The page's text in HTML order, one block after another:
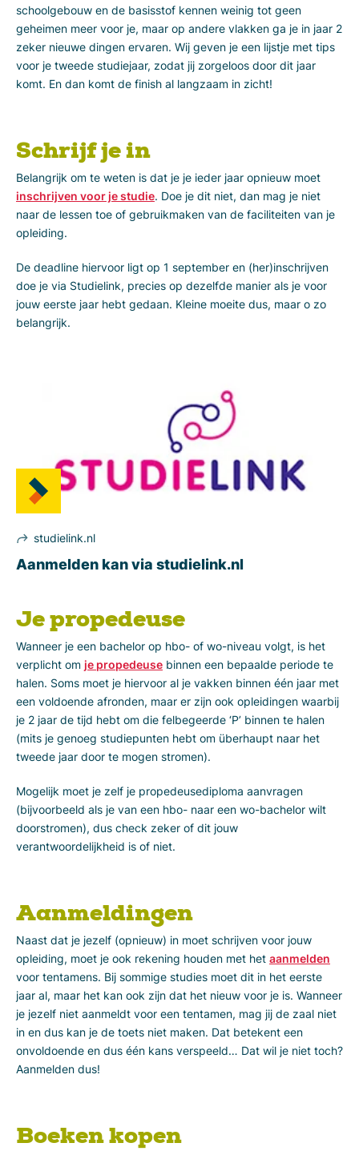
schoolgebouw en de basisstof kennen weinig tot geen
geheimen meer voor je, maar op andere vlakken ga je in jaar 2
zeker nieuwe dingen ervaren. Wij geven je een lijstje met tips
voor je tweede studiejaar, zodat jij zorgeloos door dit jaar
komt. En dan komt de finish al langzaam in zicht!
Schrijf je in
Belangrijk om te weten is dat je je ieder jaar opnieuw moet
inschrijven voor je studie. Doe je dit niet, dan mag je niet
naar de lessen toe of gebruikmaken van de faciliteiten van je
opleiding.
De deadline hiervoor ligt op 1 september en (her)inschrijven
doe je via Studielink, precies op dezelfde manier als je voor
jouw eerste jaar hebt gedaan. Kleine moeite dus, maar o zo
belangrijk.
studielink.nl
Aanmelden kan via studielink.nl
Je propedeuse
Wanneer je een bachelor op hbo- of wo-niveau volgt, is het
verplicht om je propedeuse binnen een bepaalde periode te
halen. Soms moet je hiervoor al je vakken binnen één jaar met
een voldoende afronden, maar er zijn ook opleidingen waarbij
je 2 jaar de tijd hebt om die felbegeerde ‘P’ binnen te halen
(mits je genoeg studiepunten hebt om überhaupt naar het
tweede jaar door te mogen stromen).
Mogelijk moet je zelf je propedeusediploma aanvragen
(bijvoorbeeld als je van een hbo- naar een wo-bachelor wilt
doorstromen), dus check zeker of dit jouw
verantwoordelijkheid is of niet.
Aanmeldingen
Naast dat je jezelf (opnieuw) in moet schrijven voor jouw
opleiding, moet je ook rekening houden met het aanmelden
voor tentamens. Bij sommige studies moet dit in het eerste
jaar al, maar het kan ook zijn dat het nieuw voor je is. Wanneer
je jezelf niet aanmeldt voor een tentamen, mag jij de zaal niet
in en dus kan je de toets niet maken. Dat betekent een
onvoldoende en dus één kans verspeeld… Dat wil je niet toch?
Aanmelden dus!
Boeken kopen